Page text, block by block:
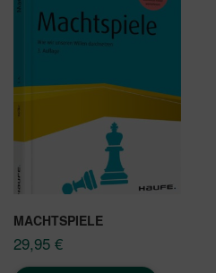
MACHTSPIELE
29,95 €